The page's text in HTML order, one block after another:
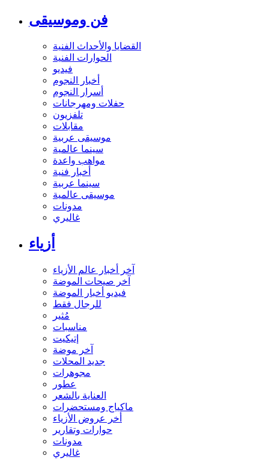
فن وموسيقى
القضايا والأحداث الفنية
الحوارات الفنية
فيديو
أخبار النجوم
أسرار النجوم
حفلات ومهرجانات
تلفزيون
مقابلات
موسيقى عربية
سينما عالمية
مواهب واعدة
أخبار فنية
سينما عربية
موسيقى عالمية
مدونات
غاليري
أزياء
آخر أخبار عالم الأزياء
آخر صيحات الموضة
فيديو أخبار الموضة
للرجال فقط
مُثير
مناسبات
إتيكيت
آخر موضة
جديد المحلات
مجوهرات
عطور
العناية بالشعر
ماكياج ومستحضرات
أخر عروض الأزياء
حوارات وتقارير
مدونات
غاليري